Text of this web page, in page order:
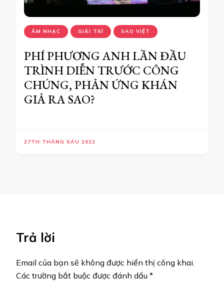
ÂM NHẠC GIẢI TRÍ SAO VIỆT
PHÍ PHƯƠNG ANH LẦN ĐẦU
TRÌNH DIỄN TRƯỚC CÔNG
CHÚNG, PHẢN ỨNG KHÁN
GIẢ RA SAO?
27TH THÁNG SÁU 2022
Trả lời
Email của bạn sẽ không được hiển thị công khai.
Các trường bắt buộc được đánh dấu *